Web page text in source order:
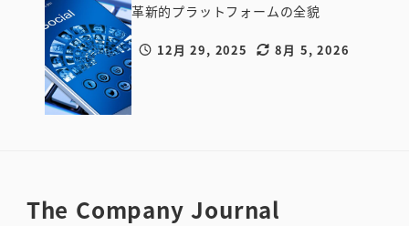
IT・テクノ
ロジー系企
業
革新的プラットフォームの全貌
投稿日
12月 29, 2025
更新日
8月 5, 2026
The Company Journal